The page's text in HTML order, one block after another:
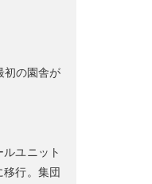
初の園舎が
ユニット
行。集団